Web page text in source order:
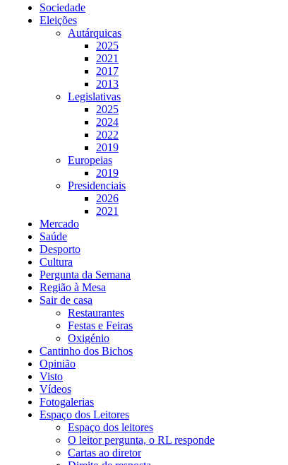
Sociedade
Eleições
Autárquicas
2025
2021
2017
2013
Legislativas
2025
2024
2022
2019
Europeias
2019
Presidenciais
2026
2021
Mercado
Saúde
Desporto
Cultura
Pergunta da Semana
Região à Mesa
Sair de casa
Restaurantes
Festas e Feiras
Oxigénio
Cantinho dos Bichos
Opinião
Visto
Vídeos
Fotogalerias
Espaço dos Leitores
Espaço dos leitores
O leitor pergunta, o RL responde
Cartas ao diretor